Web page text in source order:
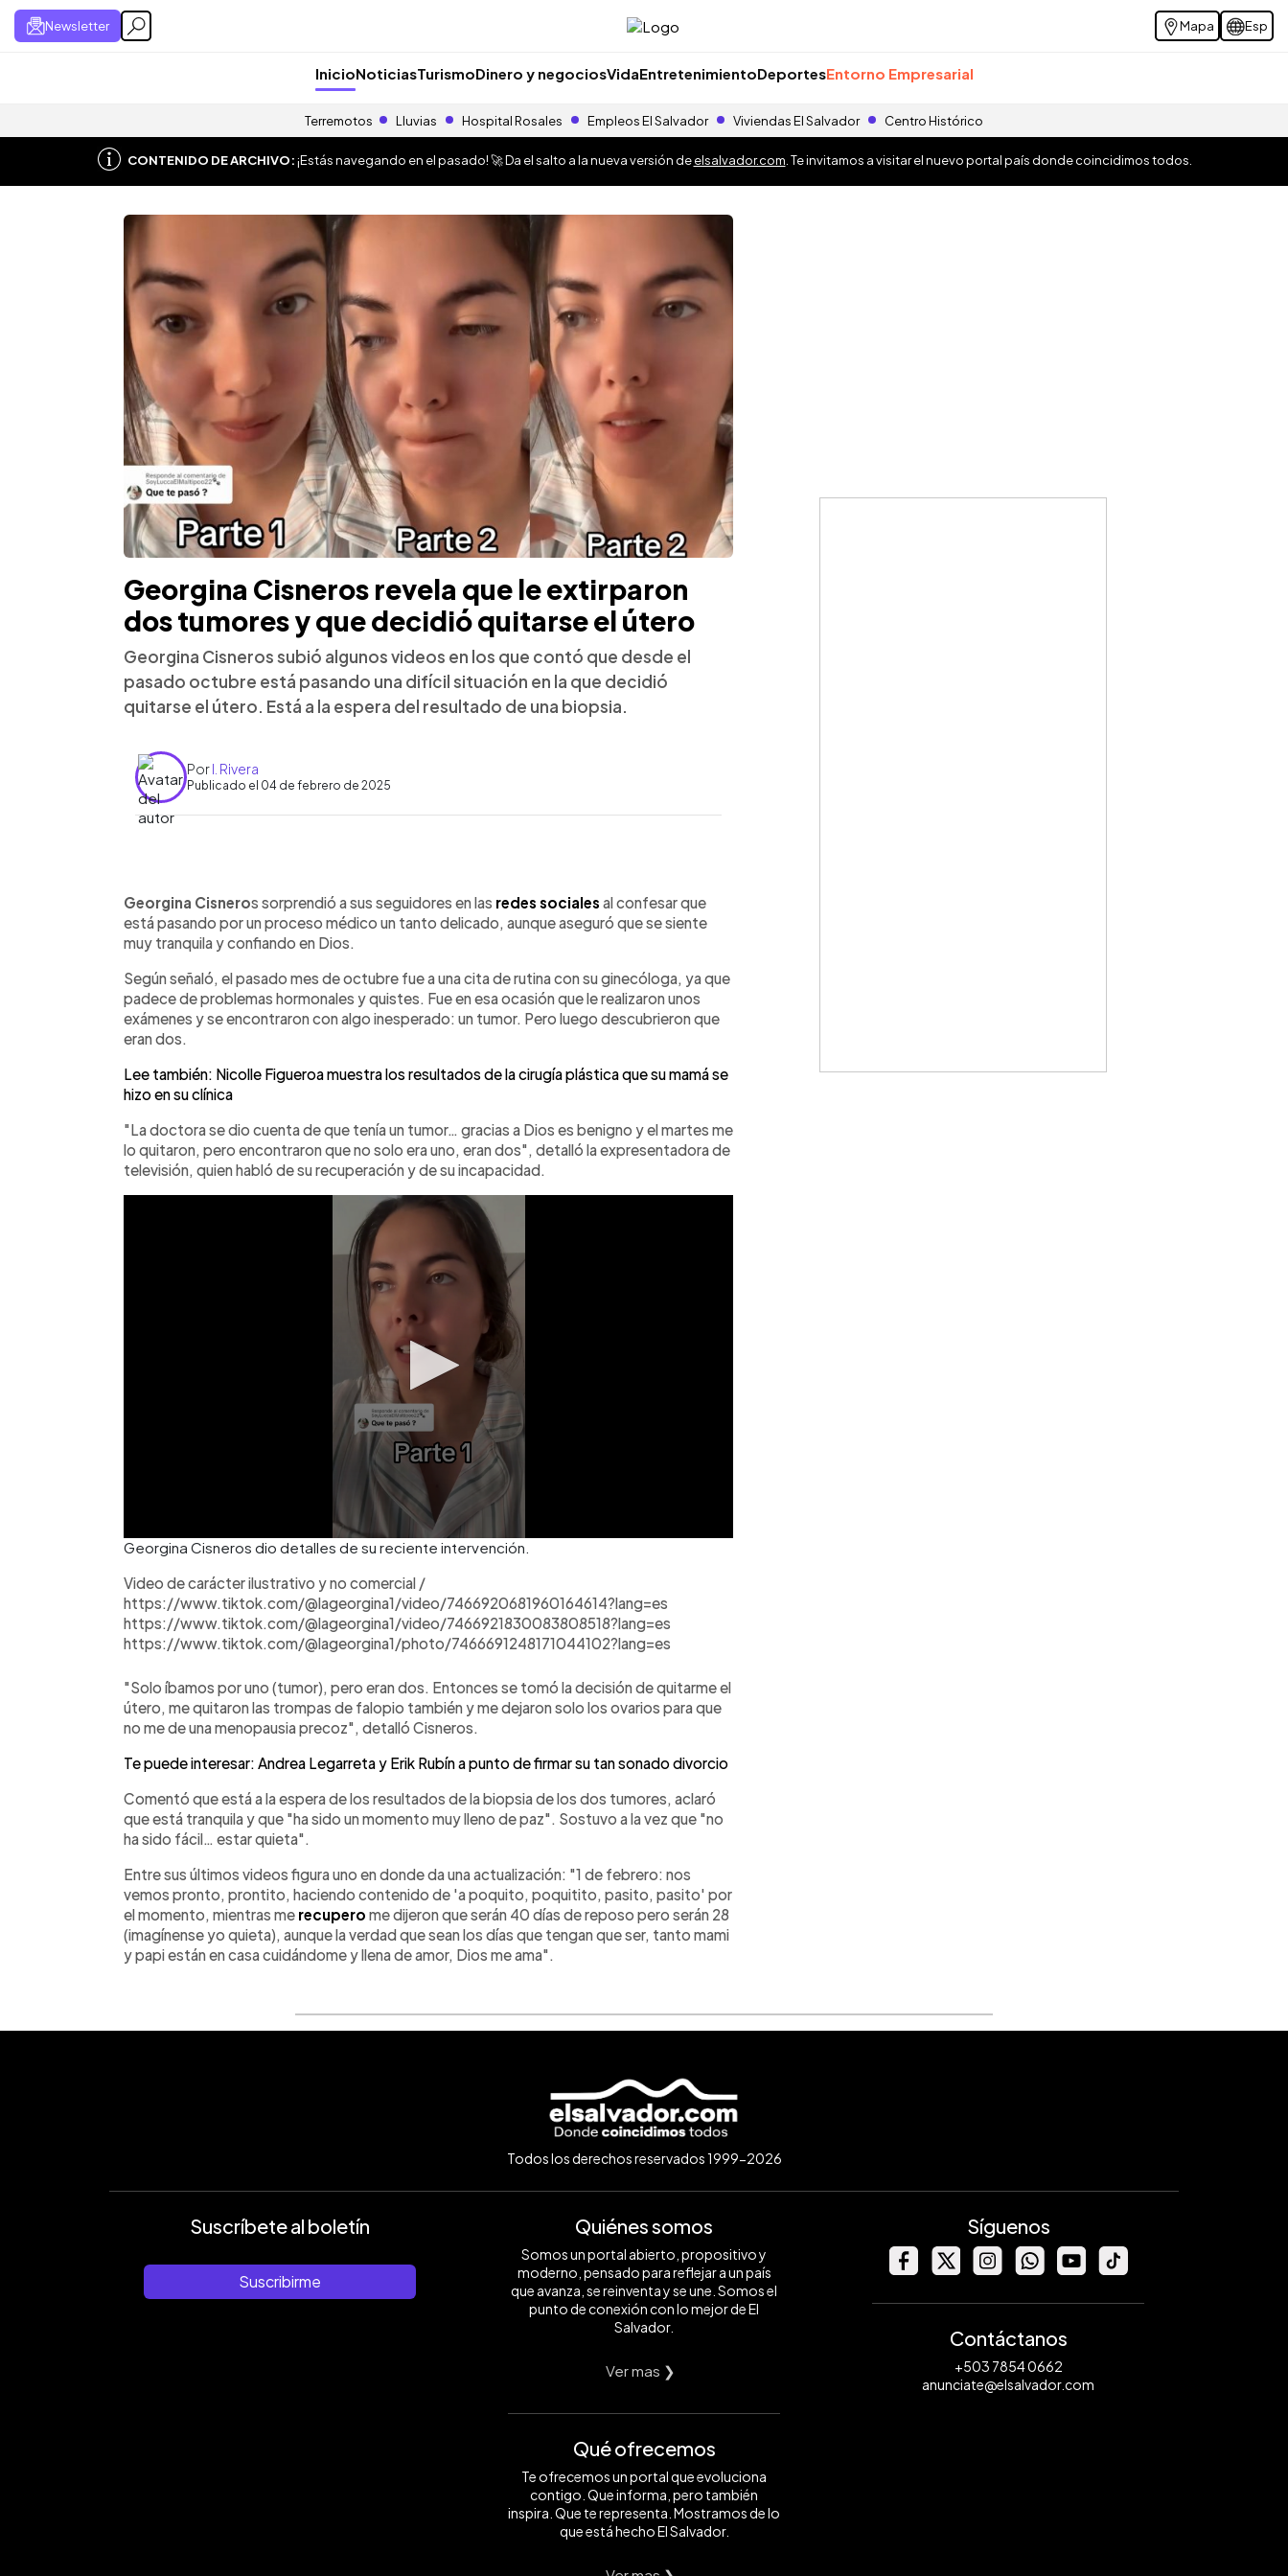
Newsletter Mapa Esp
InicioNoticiasTurismoDinero y negociosVidaEntretenimientoDeportesEntorno Empresarial
Terremotos Lluvias Hospital Rosales Empleos El Salvador Viviendas El Salvador Centro Histórico
CONTENIDO DE ARCHIVO:¡Estás navegando en el pasado! 🚀 Da el salto a la nueva versión deelsalvador.com . Te invitamos a visitar el nuevo portal país donde coincidimos todos.
Georgina Cisneros revela que le extirparon
dos tumores y que decidió quitarse el útero
Georgina Cisneros subió algunos videos en los que contó que desde el
pasado octubre está pasando una difícil situación en la que decidió
quitarse el útero. Está a la espera del resultado de una biopsia.
PorI. Rivera
Publicado el 04 de febrero de 2025
► Escuchar artículo
Georgina Cisneros sorprendió a sus seguidores en las redes sociales al confesar que
está pasando por un proceso médico un tanto delicado, aunque aseguró que se siente
muy tranquila y confiando en Dios.
Según señaló, el pasado mes de octubre fue a una cita de rutina con su ginecóloga, ya que
padece de problemas hormonales y quistes. Fue en esa ocasión que le realizaron unos
exámenes y se encontraron con algo inesperado: un tumor. Pero luego descubrieron que
eran dos.
Lee también: Nicolle Figueroa muestra los resultados de la cirugía plástica que su mamá se
hizo en su clínica
"La doctora se dio cuenta de que tenía un tumor… gracias a Dios es benigno y el martes me
lo quitaron, pero encontraron que no solo era uno, eran dos", detalló la expresentadora de
televisión, quien habló de su recuperación y de su incapacidad.
Georgina Cisneros dio detalles de su reciente intervención.
Video de carácter ilustrativo y no comercial /
https://www.tiktok.com/@lageorgina1/video/7466920681960164614?lang=es
https://www.tiktok.com/@lageorgina1/video/7466921830083808518?lang=es
https://www.tiktok.com/@lageorgina1/photo/7466691248171044102?lang=es
"Solo íbamos por uno (tumor), pero eran dos. Entonces se tomó la decisión de quitarme el
útero, me quitaron las trompas de falopio también y me dejaron solo los ovarios para que
no me de una menopausia precoz", detalló Cisneros.
Te puede interesar: Andrea Legarreta y Erik Rubín a punto de firmar su tan sonado divorcio
Comentó que está a la espera de los resultados de la biopsia de los dos tumores, aclaró
que está tranquila y que "ha sido un momento muy lleno de paz". Sostuvo a la vez que "no
ha sido fácil… estar quieta".
Entre sus últimos videos figura uno en donde da una actualización: "1 de febrero: nos
vemos pronto, prontito, haciendo contenido de 'a poquito, poquitito, pasito, pasito' por
el momento, mientras me recupero me dijeron que serán 40 días de reposo pero serán 28
(imagínense yo quieta), aunque la verdad que sean los días que tengan que ser, tanto mami
y papi están en casa cuidándome y llena de amor, Dios me ama".
Todos los derechos reservados 1999-2026
Suscríbete al boletín
Suscribirme
Quiénes somos
Somos un portal abierto, propositivo y
moderno, pensado para reflejar a un país
que avanza, se reinventa y se une. Somos el
punto de conexión con lo mejor de El
Salvador.
Ver mas ❯
Qué ofrecemos
Te ofrecemos un portal que evoluciona
contigo. Que informa, pero también
inspira. Que te representa. Mostramos de lo
que está hecho El Salvador.
Síguenos
Contáctanos
+503 7854 0662
anunciate@elsalvador.com